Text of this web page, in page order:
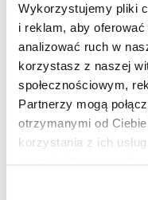
Wykorzystujemy pliki
i reklam, aby
analizować ruch w
korzystasz z naszej
społecznościowym,
Partnerzy mogą
otrzymanymi od
korzystania z ich
przydzielony do
wyjaśnić wszystko, co
odzyskać dług w
Rozpocznij
Izraelu już dziś!
Brak opłaty za